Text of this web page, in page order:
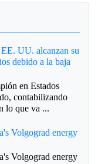
UU. alcanzan su
debido a la baja
en Estados
contabilizando
lo que va ...
Volgograd energy
Volgograd energy